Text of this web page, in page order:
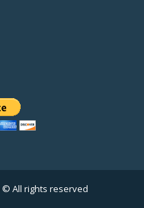
© All rights reserved